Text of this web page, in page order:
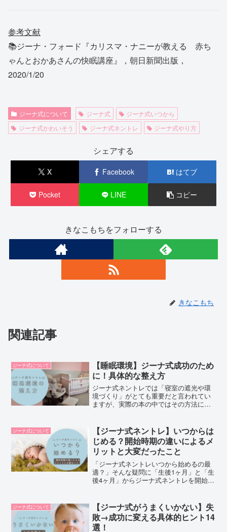
参考文献
📚ジーナ・フォード『カリスマ・ナニーが教える 赤ち
ゃんとおかあさんの快眠講座』，朝日新聞出版，
2020/1/20
ジーナ式について ジーナ式
ジーナ式いつから
ジーナ式かわいそう
ジーナ式ネントレ ジーナ式やり方
シェアする
X Facebook はてブ
Pocket LINE コピー
きなこもちをフォローする
きなこもち
関連記事
ジーナ式について
【睡眠環境】ジーナ式成功のため
に！具体的な整え方
ジーナ式ネントレでは「寝室の遮光や環
境づくり」がとても重要だと言われてい
ますが、実際の本の中ではその方法につ
誤しているのが現状です。この記事で
は、赤ちゃんが「安心してぐっ...
ジーナ式について
【ジーナ式ネントレ】いつからは
じめる？開始時期の違いによるメ
リットと大変だったこと
「ジーナ式ネントレいつから始めるの最
適？」そんな疑問に「生後1ヶ月」と「生
後4ヶ月」からジーナ式ネントレを開始し
ジーナ式について
【ジーナ式がうまくいかない】失
敗→成功に変える具体的ヒント14
選！